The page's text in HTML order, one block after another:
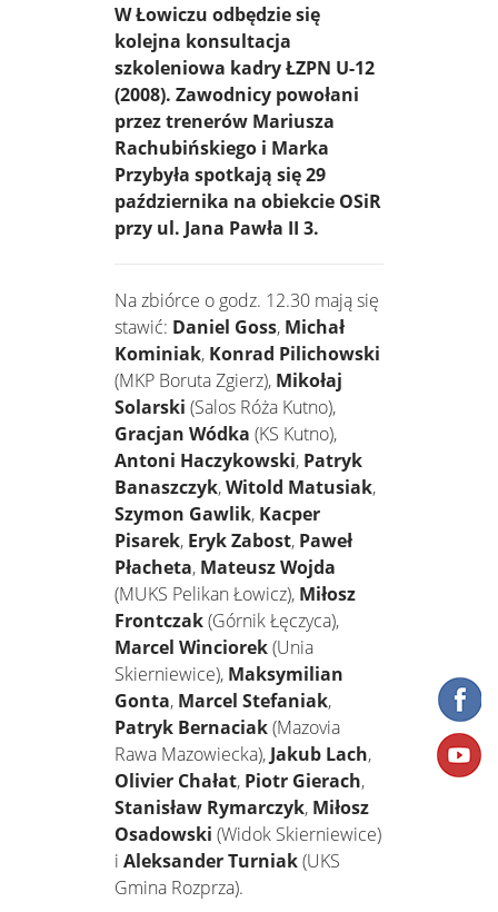
W Łowiczu odbędzie się
kolejna konsultacja
szkoleniowa kadry ŁZPN U-12
(2008). Zawodnicy powołani
przez trenerów Mariusza
Rachubińskiego i Marka
Przybyła spotkają się 29
października na obiekcie OSiR
przy ul. Jana Pawła II 3.
Na zbiórce o godz. 12.30 mają się
stawić: Daniel Goss, Michał
Kominiak, Konrad Pilichowski
(MKP Boruta Zgierz), Mikołaj
Solarski (Salos Róża Kutno),
Gracjan Wódka (KS Kutno),
Antoni Haczykowski, Patryk
Banaszczyk,Witold Matusiak,
Szymon Gawlik, Kacper
Pisarek, Eryk Zabost, Paweł
Płacheta, Mateusz Wojda
(MUKS Pelikan Łowicz), Miłosz
Frontczak(Górnik Łęczyca),
Marcel Winciorek(Unia
Skierniewice), Maksymilian
Gonta, Marcel Stefaniak,
Patryk Bernaciak(Mazovia
Rawa Mazowiecka), Jakub Lach,
Olivier Chałat, Piotr Gierach,
Stanisław Rymarczyk, Miłosz
Osadowski (Widok Skierniewice)
i Aleksander Turniak(UKS
Gmina Rozprza).